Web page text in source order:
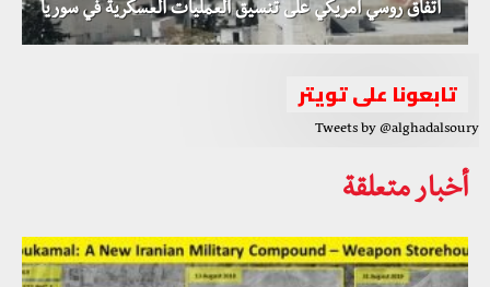
اتفاق روسي أمريكي على تنسيق العمليات العسكرية في سوريا
تابعونا على تويتر
Tweets by @alghadalsoury
أخبار متعلقة